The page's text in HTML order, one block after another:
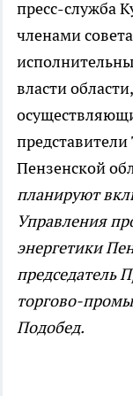
пресс-служба
членами
власти
Пензенской
планируют
Управления
энергетики
председатель
торгово-
Подобед.